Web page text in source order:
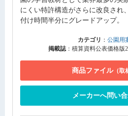
にくい特許構造がさらに改良され
付け時間半分にグレードアップ。
カテゴリ ： 公園用
掲載誌：積算資料公表価格版
商品ファイル（取
メーカーへ問い